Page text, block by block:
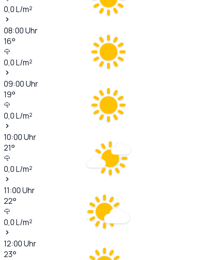
0,0L/m²
08:00Uhr
16°
0,0L/m²
09:00Uhr
19°
0,0L/m²
10:00Uhr
21°
0,0L/m²
11:00Uhr
22°
0,0L/m²
12:00Uhr
23°